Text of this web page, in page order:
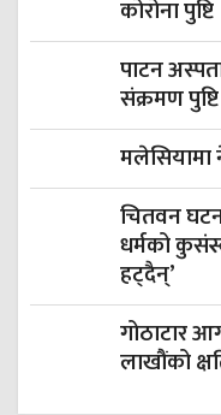
कोरोना पुष्टि
पाटन
संक्रमण पुष्टि
मलेसियामा
चितवन
धर्मको
हट्दैन्’
गोठाटार
लाखौंको